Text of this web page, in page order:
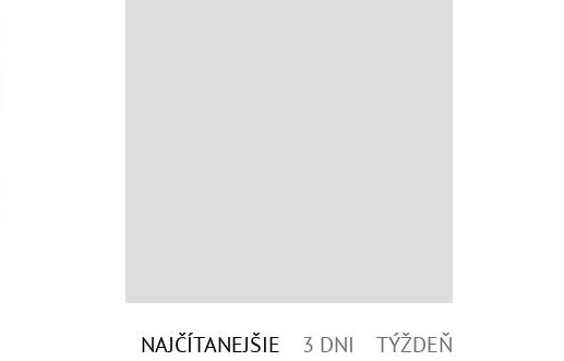
NAJČÍTANEJŠIE 3 DNI TÝŽDEŇ